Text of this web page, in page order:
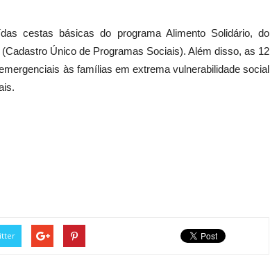
cestas básicas do programa Alimento Solidário, do
Único de Programas Sociais). Além disso, as 12
às famílias em extrema vulnerabilidade social